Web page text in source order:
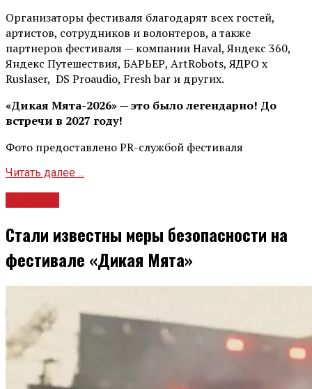
Организаторы фестиваля благодарят всех гостей,
артистов, сотрудников и волонтеров, а также
партнеров фестиваля — компании Haval, Яндекс 360,
Яндекс Путешествия, БАРЬЕР, ArtRobots, ЯДРО х
Ruslaser, DS Proaudio, Fresh bar и других.
«Дикая Мята-2026» — это было легендарно! До
встречи в 2027 году!
Фото предоставлено PR-службой фестиваля
Читать далее ...
Стали известны меры безопасности на
фестивале «Дикая Мята»